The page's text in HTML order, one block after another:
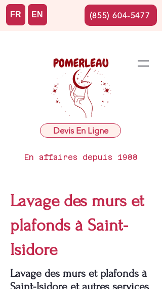
Devis En Ligne
En affaires depuis 1988
FR EN (855) 604-5477
Lavage des murs et
plafonds à Saint-
Isidore
Lavage des murs et plafonds à
Saint-Isidore et autres services